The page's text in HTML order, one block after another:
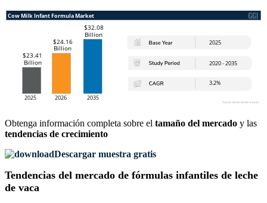
Obtenga información completa sobre el tamaño del mercado y las
tendencias de crecimiento
Descargar muestra gratis
Tendencias del mercado de fórmulas infantiles de leche
de vaca